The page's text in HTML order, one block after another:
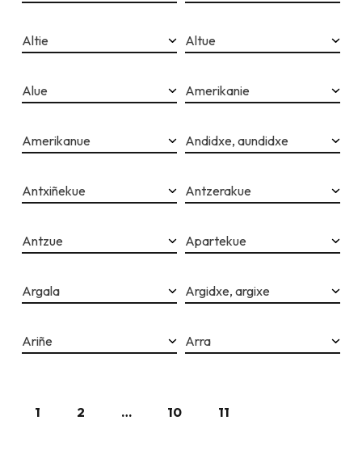
Altie Altue
Alue Amerikanie
Amerikanue Andidxe, aundidxe
Antxiñekue Antzerakue
Antzue Apartekue
Argala Argidxe, argixe
Ariñe Arra
1 2 … 10 11